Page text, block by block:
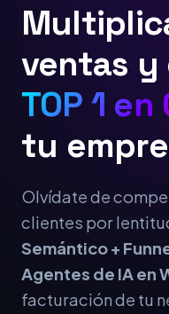
ventas y
TOP 1 en
Olvídate de
clientes por
Semántico +
Agentes de IA en
facturación de tu